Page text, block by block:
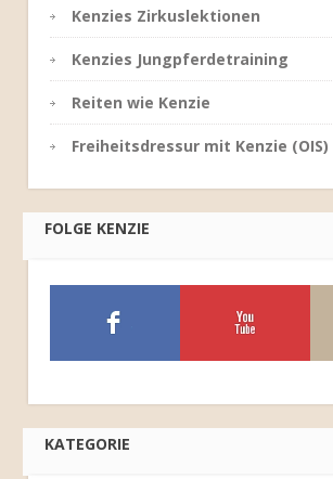
Kenzies Zirkuslektionen
Kenzies Jungpferdetraining
Reiten wie Kenzie
Freiheitsdressur mit Kenzie (OIS)
FOLGE KENZIE
KATEGORIE